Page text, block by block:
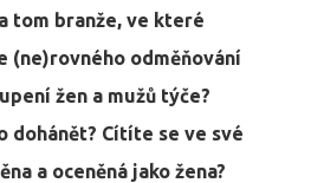
tom branže, ve které
(ne)rovného odměňování
žen a mužů týče?
dohánět? Cítíte se ve své
a oceněná jako žena?